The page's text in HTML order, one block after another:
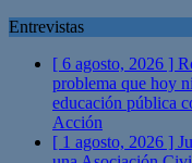
Entrevistas
[ 6 agosto, 2026 ]
problema que hoy
educación pública
Acción
[ 1 agosto, 2026 ]